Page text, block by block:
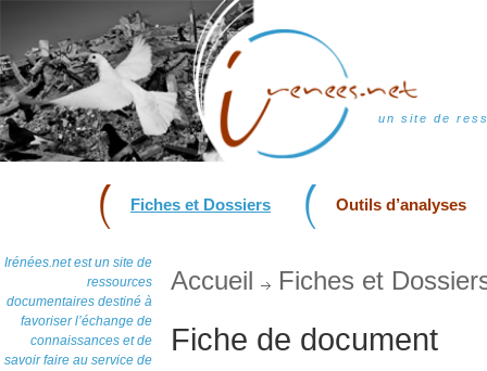
un site de
Fiches et Dossiers Outils d’analyses
Irénées.net est un site de
ressources
documentaires destiné à
favoriser l’échange de
connaissances et de
savoir faire au service de
Accueil Fiches et
Fiche de document